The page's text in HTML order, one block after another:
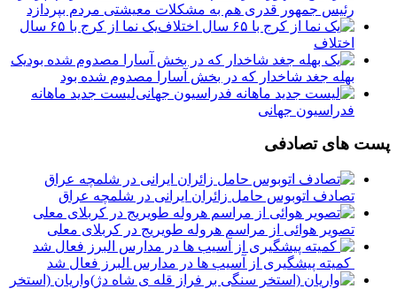
رئیس جمهور قدری هم به مشکلات معیشتی مردم بپردازد
یک نما از کرج با ۶۵ سال
اختلاف
یک
بهله جغد شاخدار که در بخش آسارا مصدوم شده بود
لیست جدید ماهانه
فدراسیون جهانی
پست های تصادفی
تصادف اتوبوس حامل زائران ایرانی در شلمچه عراق
تصویر هوائی از مراسم هروله طویریج در کربلای معلی
کمیته پیشگیری از آسیب ها در مدارس البرز فعال شد
واریان (استخر